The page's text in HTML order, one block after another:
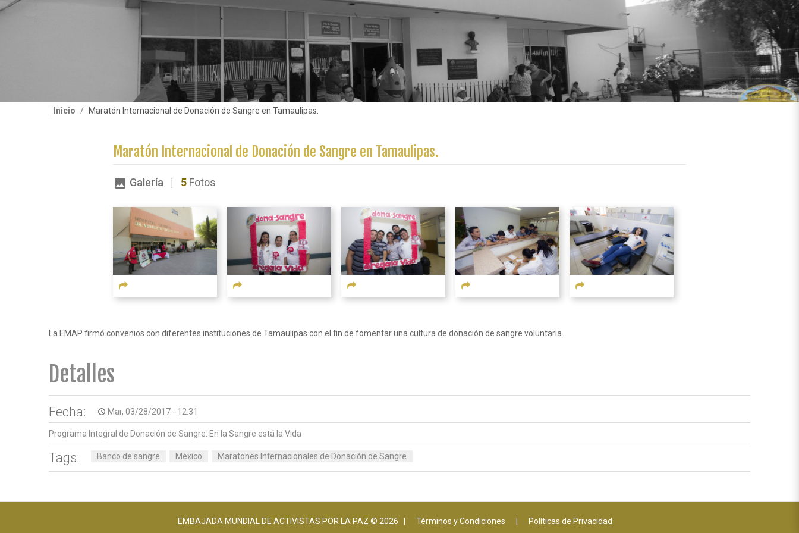
Inicio Maratón Internacional de Donación de Sangre en Tamaulipas.
Maratón Internacional de Donación de Sangre en Tamaulipas.
image Galería | 5 Fotos
La EMAP firmó convenios con diferentes instituciones de Tamaulipas con el fin de fomentar una cultura de donación de sangre voluntaria.
Detalles
Fecha: access_time Mar, 03/28/2017 - 12:31
Programa Integral de Donación de Sangre: En la Sangre está la Vida
Tags: Banco de sangre México Maratones Internacionales de Donación de Sangre
EMBAJADA MUNDIAL DE ACTIVISTAS POR LA PAZ © 2026 | Términos y Condiciones Políticas de Privacidad